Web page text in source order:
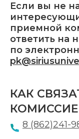
Если вы не
приемной
ответить на
по
КАК
8 (862)241-